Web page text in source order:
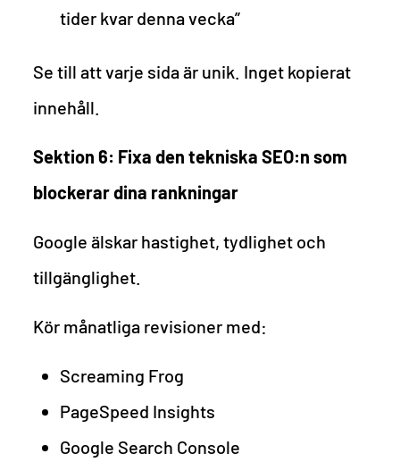
tider kvar denna vecka”
Se till att varje sida är unik. Inget kopierat
innehåll.
Sektion 6: Fixa den tekniska SEO:n som
blockerar dina rankningar
Google älskar hastighet, tydlighet och
tillgänglighet.
Kör månatliga revisioner med:
Screaming Frog
PageSpeed Insights
Google Search Console